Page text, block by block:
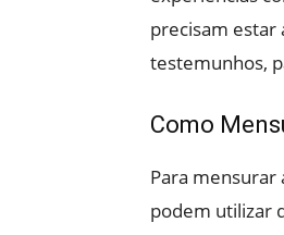
precisam estar
testemunhos,
Como
Para mensurar
podem utilizar